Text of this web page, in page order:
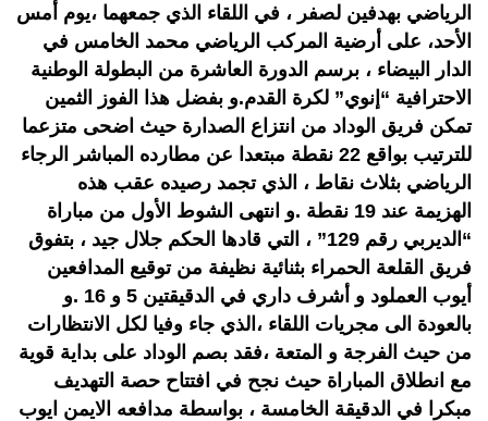
الرياضي بهدفين لصفر ، في اللقاء الذي جمعهما ،يوم أمس
الأحد، على أرضية المركب الرياضي محمد الخامس في
الدار البيضاء ، برسم الدورة العاشرة من البطولة الوطنية
الاحترافية “إنوي” لكرة القدم.و بفضل هذا الفوز الثمين
تمكن فريق الوداد من انتزاع الصدارة حيث اضحى متزعما
للترتيب بواقع 22 نقطة مبتعدا عن مطارده المباشر الرجاء
الرياضي بثلاث نقاط ، الذي تجمد رصيده عقب هذه
الهزيمة عند 19 نقطة .و انتهى الشوط الأول من مباراة
“الديربي رقم 129” ، التي قادها الحكم جلال جيد ، بتفوق
فريق القلعة الحمراء بثنائية نظيفة من توقيع المدافعين
أيوب العملود و أشرف داري في الدقيقتين 5 و 16 .و
بالعودة الى مجريات اللقاء ،الذي جاء وفيا لكل الانتظارات
من حيث الفرجة و المتعة ،فقد بصم الوداد على بداية قوية
مع انطلاق المباراة حيث نجح في افتتاح حصة التهديف
مبكرا في الدقيقة الخامسة ، بواسطة مدافعه الايمن ايوب